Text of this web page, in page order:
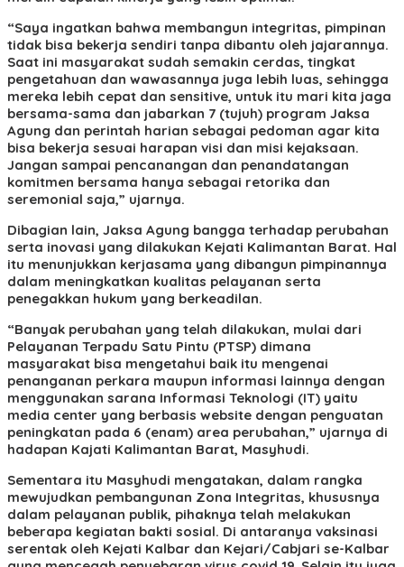
“Saya ingatkan bahwa membangun integritas, pimpinan
tidak bisa bekerja sendiri tanpa dibantu oleh jajarannya.
Saat ini masyarakat sudah semakin cerdas, tingkat
pengetahuan dan wawasannya juga lebih luas, sehingga
mereka lebih cepat dan sensitive, untuk itu mari kita jaga
bersama-sama dan jabarkan 7 (tujuh) program Jaksa
Agung dan perintah harian sebagai pedoman agar kita
bisa bekerja sesuai harapan visi dan misi kejaksaan.
Jangan sampai pencanangan dan penandatangan
komitmen bersama hanya sebagai retorika dan
seremonial saja,” ujarnya.
Dibagian lain, Jaksa Agung bangga terhadap perubahan
serta inovasi yang dilakukan Kejati Kalimantan Barat. Hal
itu menunjukkan kerjasama yang dibangun pimpinannya
dalam meningkatkan kualitas pelayanan serta
penegakkan hukum yang berkeadilan.
“Banyak perubahan yang telah dilakukan, mulai dari
Pelayanan Terpadu Satu Pintu (PTSP) dimana
masyarakat bisa mengetahui baik itu mengenai
penanganan perkara maupun informasi lainnya dengan
menggunakan sarana Informasi Teknologi (IT) yaitu
media center yang berbasis website dengan penguatan
peningkatan pada 6 (enam) area perubahan,” ujarnya di
hadapan Kajati Kalimantan Barat, Masyhudi.
Sementara itu Masyhudi mengatakan, dalam rangka
mewujudkan pembangunan Zona Integritas, khususnya
dalam pelayanan publik, pihaknya telah melakukan
beberapa kegiatan bakti sosial. Di antaranya vaksinasi
serentak oleh Kejati Kalbar dan Kejari/Cabjari se-Kalbar